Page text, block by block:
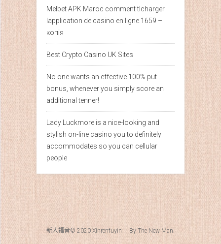
Melbet APK Maroc comment tlcharger
lapplication de casino en ligne.1659 –
копія
Best Crypto Casino UK Sites
No one wants an effective 100% put
bonus, whenever you simply score an
additional tenner!
Lady Luckmore is a nice-looking and
stylish on-line casino you to definitely
accommodates so you can cellular
people
新人福音© 2020 Xinrenfuyin· · By The New Man.